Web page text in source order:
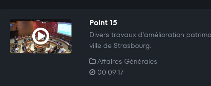
Point 15
Divers travaux d'amélioration
ville de Strasbourg.
Affaires Générales
00:09:17